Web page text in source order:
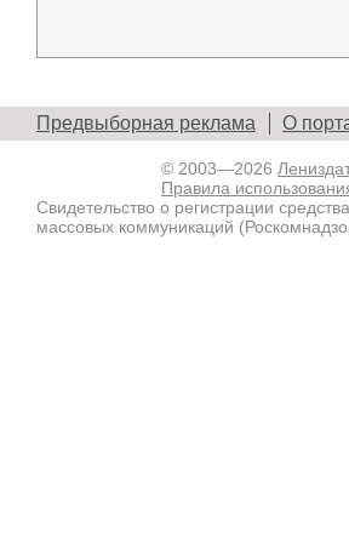
Предвыборная реклама О
© 2003—2026
Правила
Свидетельство о регистрации
массовых коммуникаций